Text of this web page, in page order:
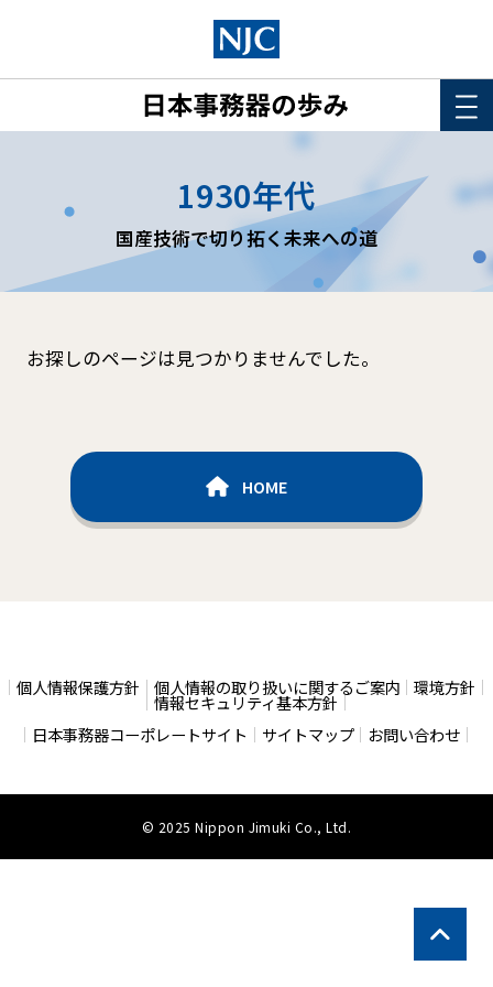
このサイトについて
年表
詳細検索
1930年代
国産技術で切り拓く未来への道
お探しのページは見つかりませんでした。
HOME
個人情報保護方針 個人情報の取り扱いに関するご案内 環境方針
情報セキュリティ基本方針
日本事務器コーポレートサイト
サイトマップ お問い合わせ
© 2025 Nippon Jimuki Co., Ltd.